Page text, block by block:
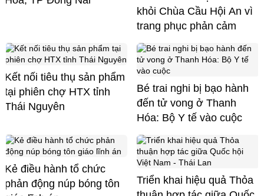
khỏi Chùa Cầu Hội An vì
trang phục phản cảm
Kết nối tiêu thụ sản phẩm
tại phiên chợ HTX tỉnh
Thái Nguyên
Bé trai nghi bị bạo hành
đến tử vong ở Thanh
Hóa: Bộ Y tế vào cuộc
Kẻ điều hành tổ chức
phản động núp bóng tôn
Triển khai hiệu quả Thỏa